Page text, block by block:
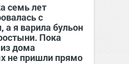
семь лет
с
а я варила бульон
Пока
дома
не пришли прямо